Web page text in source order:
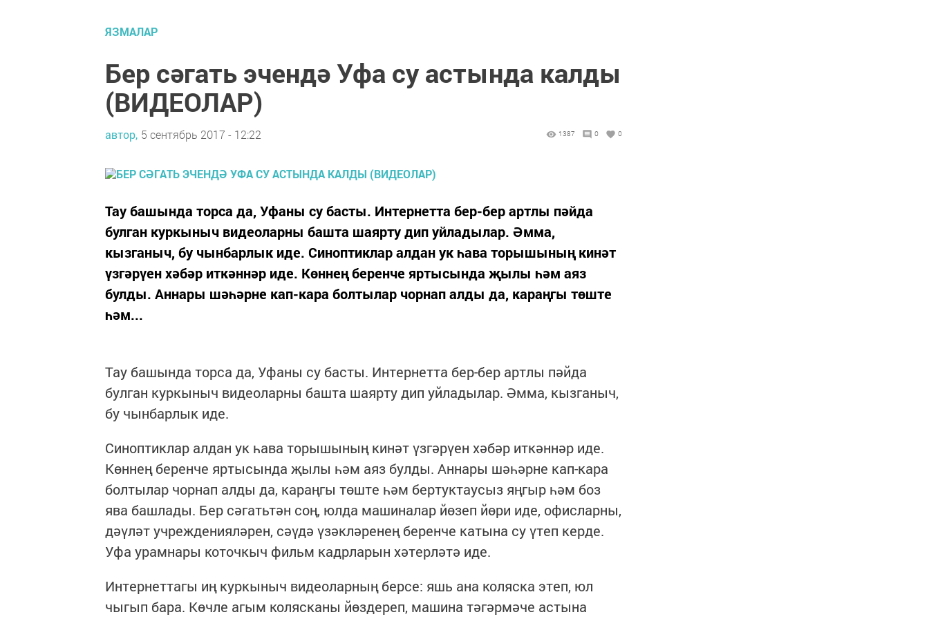
ЯЗМАЛАР
Бер сәгать эчендә Уфа су астында калды
(ВИДЕОЛАР)
автор, 5 сентябрь 2017 - 12:22 1387 0 0
Тау башында торса да, Уфаны су басты. Интернетта бер-бер артлы пәйда
булган куркыныч видеоларны башта шаярту дип уйладылар. Әмма,
кызганыч, бу чынбарлык иде. Синоптиклар алдан ук һава торышының кинәт
үзгәрүен хәбәр иткәннәр иде. Көннең беренче яртысында җылы һәм аяз
булды. Аннары шәһәрне кап-кара болтылар чорнап алды да, караңгы төште
һәм...
Тау башында торса да, Уфаны су басты. Интернетта бер-бер артлы пәйда
булган куркыныч видеоларны башта шаярту дип уйладылар. Әмма, кызганыч,
бу чынбарлык иде.
Синоптиклар алдан ук һава торышының кинәт үзгәрүен хәбәр иткәннәр иде.
Көннең беренче яртысында җылы һәм аяз булды. Аннары шәһәрне кап-кара
болтылар чорнап алды да, караңгы төште һәм бертуктаусыз яңгыр һәм боз
ява башлады. Бер сәгатьтән соң, юлда машиналар йөзеп йөри иде, офисларны,
дәүләт учрежденияләрен, сәүдә үзәкләренең беренче катына су үтеп керде.
Уфа урамнары коточкыч фильм кадрларын хәтерләтә иде.
Интернеттагы иң куркыныч видеоларның берсе: яшь ана коляска этеп, юл
чыгып бара. Көчле агым колясканы йөздереп, машина тәгәрмәче астына